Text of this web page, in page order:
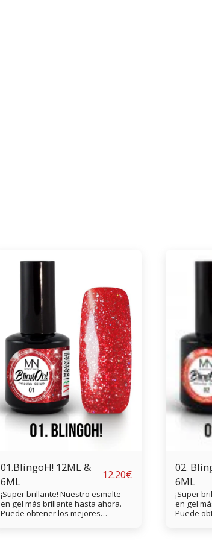
01.BlingoH! 12ML &
6ML
12.20€
¡Super brillante! Nuestro esmalte
en gel más brillante hasta ahora.
Puede obtener los mejores
02. BlingoH!
6ML
¡Super
en gel
Puede